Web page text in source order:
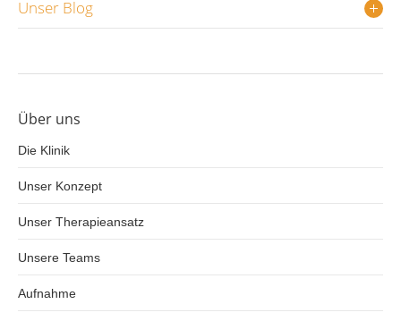
Unser Blog
Über uns
Die Klinik
Unser Konzept
Unser Therapieansatz
Unsere Teams
Aufnahme